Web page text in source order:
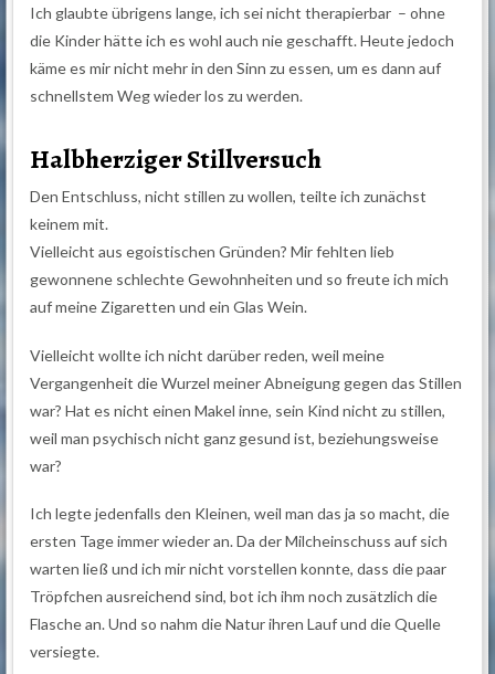
Ich glaubte übrigens lange, ich sei nicht therapierbar – ohne
die Kinder hätte ich es wohl auch nie geschafft. Heute jedoch
käme es mir nicht mehr in den Sinn zu essen, um es dann auf
schnellstem Weg wieder los zu werden.
Halbherziger Stillversuch
Den Entschluss, nicht stillen zu wollen, teilte ich zunächst
keinem mit.
Vielleicht aus egoistischen Gründen? Mir fehlten lieb
gewonnene schlechte Gewohnheiten und so freute ich mich
auf meine Zigaretten und ein Glas Wein.
Vielleicht wollte ich nicht darüber reden, weil meine
Vergangenheit die Wurzel meiner Abneigung gegen das Stillen
war? Hat es nicht einen Makel inne, sein Kind nicht zu stillen,
weil man psychisch nicht ganz gesund ist, beziehungsweise
war?
Ich legte jedenfalls den Kleinen, weil man das ja so macht, die
ersten Tage immer wieder an. Da der Milcheinschuss auf sich
warten ließ und ich mir nicht vorstellen konnte, dass die paar
Tröpfchen ausreichend sind, bot ich ihm noch zusätzlich die
Flasche an. Und so nahm die Natur ihren Lauf und die Quelle
versiegte.